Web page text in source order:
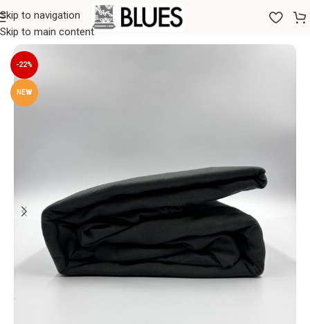
Skip to navigation
Skip to main content
Sākums/Gultas veļa/Palagi/Palagi ar gumiju
-22%
NEW